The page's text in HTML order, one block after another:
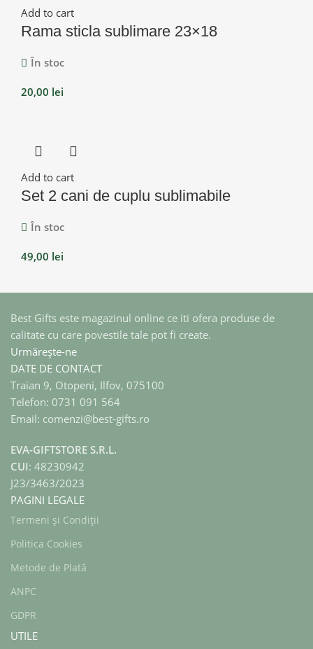
Add to cart
Rama sticla sublimare 23×18
În stoc
20,00 lei
Add to cart
Set 2 cani de cuplu sublimabile
În stoc
49,00 lei
Best Gifts este magazinul online ce iti ofera produse de
calitate cu care povestile tale pot fi create.
Urmărește-ne
DATE DE CONTACT
Traian 9, Otopeni, Ilfov, 075100
Telefon: 0731 091 564
Email: comenzi@best-gifts.ro
EVA-GIFTSTORE S.R.L.
CUI: 48230942
J23/3463/2023
PAGINI LEGALE
Termeni și Condiții
Politica Cookies
Metode de Plată
ANPC
GDPR
UTILE